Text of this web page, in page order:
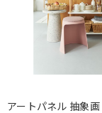
アートパネル 抽象画